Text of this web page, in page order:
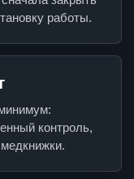
работы.
контроль,